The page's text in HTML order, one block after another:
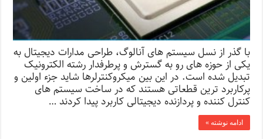
با گذر از نسل سیستم های آنالوگ، طراحی مدارات دیجیتال به
یکی از حوزه های رو به گسترش و پرطرفدار رشته الکترونیک
تبدیل شده است. در این بین میکروکنترلرها شاید جزء اولین و
پرکاربرد ترین قطعاتی هستند که در ساخت سیستم های
کنترل کننده و پردازنده دیجیتالی کاربرد پیدا کردند …
ادامه نوشته »